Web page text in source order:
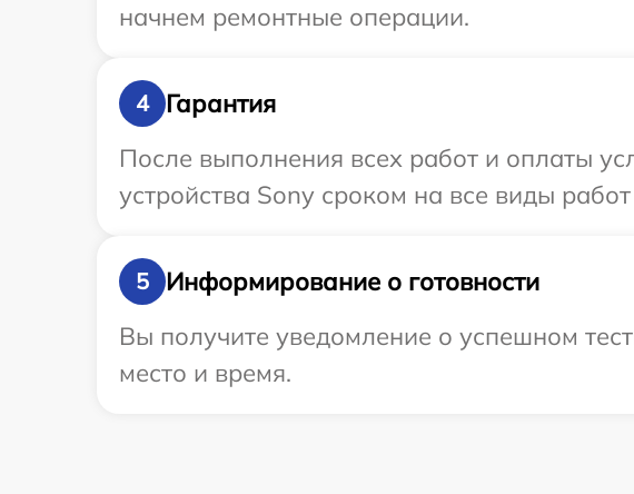
начнем ремонтные операции.
4
Гарантия
После выполнения всех работ и оплаты
устройства Sony сроком на все виды
5
Информирование о готовности
Вы получите уведомление о успешном
место и время.